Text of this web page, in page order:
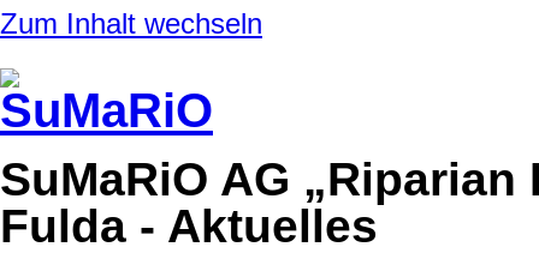
Zum Inhalt wechseln
SuMaRiO AG
Fulda - Aktuelles